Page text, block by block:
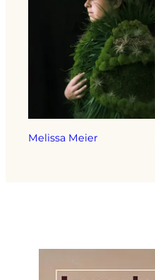
Melissa Meier